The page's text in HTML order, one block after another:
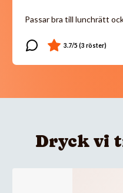
Passar bra till lunchrätt
Dryck vi